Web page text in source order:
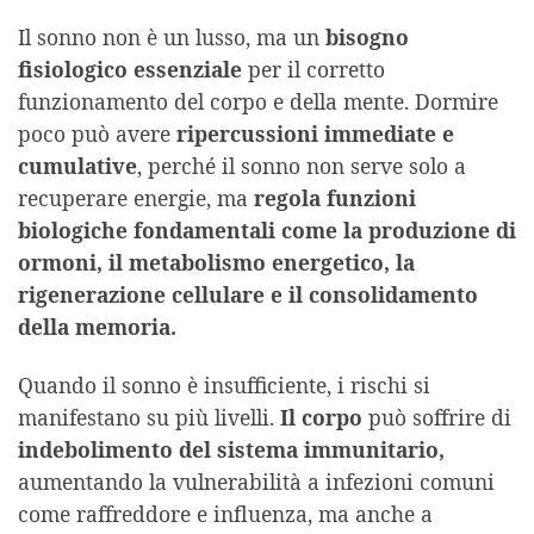
Il sonno non è un lusso, ma un bisogno
fisiologico essenziale per il corretto
funzionamento del corpo e della mente. Dormire
poco può avere ripercussioni immediate e
cumulative, perché il sonno non serve solo a
recuperare energie, ma regola funzioni
biologiche fondamentali come la produzione di
ormoni, il metabolismo energetico, la
rigenerazione cellulare e il consolidamento
della memoria.
Quando il sonno è insufficiente, i rischi si
manifestano su più livelli. Il corpo può soffrire di
indebolimento del sistema immunitario,
aumentando la vulnerabilità a infezioni comuni
come raffreddore e influenza, ma anche a